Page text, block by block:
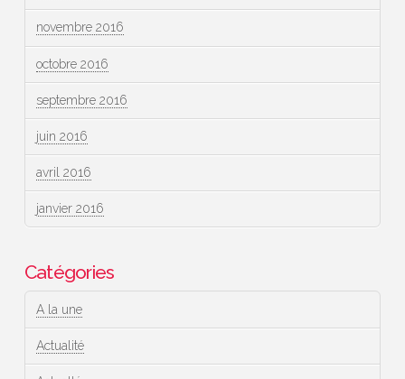
novembre 2016
octobre 2016
septembre 2016
juin 2016
avril 2016
janvier 2016
Catégories
A la une
Actualité